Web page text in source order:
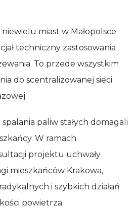
miast w Małopolsce
techniczny zastosowania
To przede wszystkim
do scentralizowanej sieci
paliw stałych domagali
W ramach
projektu uchwały
mieszkańców Krakowa,
i szybkich działań
powietrza.